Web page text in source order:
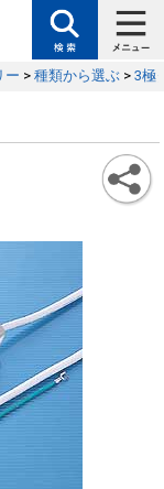
ー > 種類から選ぶ > 3極